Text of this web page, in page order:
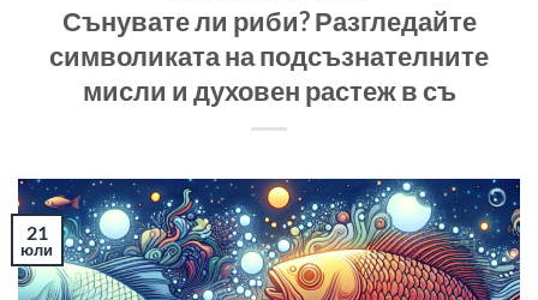
Сънувате ли риби? Разгледайте
символиката на подсъзнателните
мисли и духовен растеж в съ
21
юли